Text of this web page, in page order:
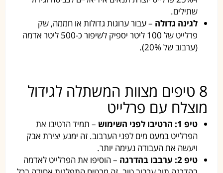
שתילים.
לגינה גדולה – עבור ערוגות גדולות או חממה, שק
פרלייט של 100 ליטר יספיק לשיפור כ-500 ליטר אדמה
(ערבוב של 20%).
8 טיפים מצוות המשתלה לגידול
מוצלח עם פרלייט
טיפ 1: הרטיבו לפני השימוש
– תמיד הרטיבו את
הפרלייט במעט מים לפני הערבוב. זה ימנע יצירת אבק
ויעשה את העבודה נעימה יותר.
טיפ 2: ערבבו בהדרגה
– הוסיפו את הפרלייט לאדמה